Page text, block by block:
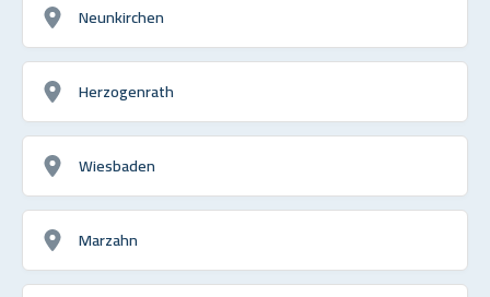
Neunkirchen
Herzogenrath
Wiesbaden
Marzahn